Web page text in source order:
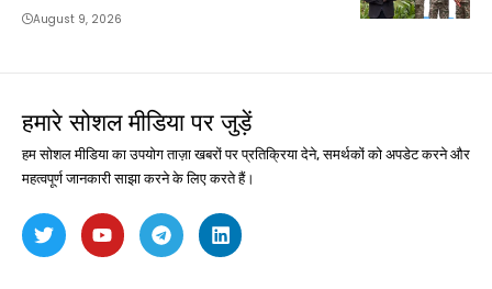
August 9, 2026
हमारे सोशल मीडिया पर जुड़ें
हम सोशल मीडिया का उपयोग ताज़ा खबरों पर प्रतिक्रिया देने, समर्थकों को अपडेट करने और
महत्वपूर्ण जानकारी साझा करने के लिए करते हैं।